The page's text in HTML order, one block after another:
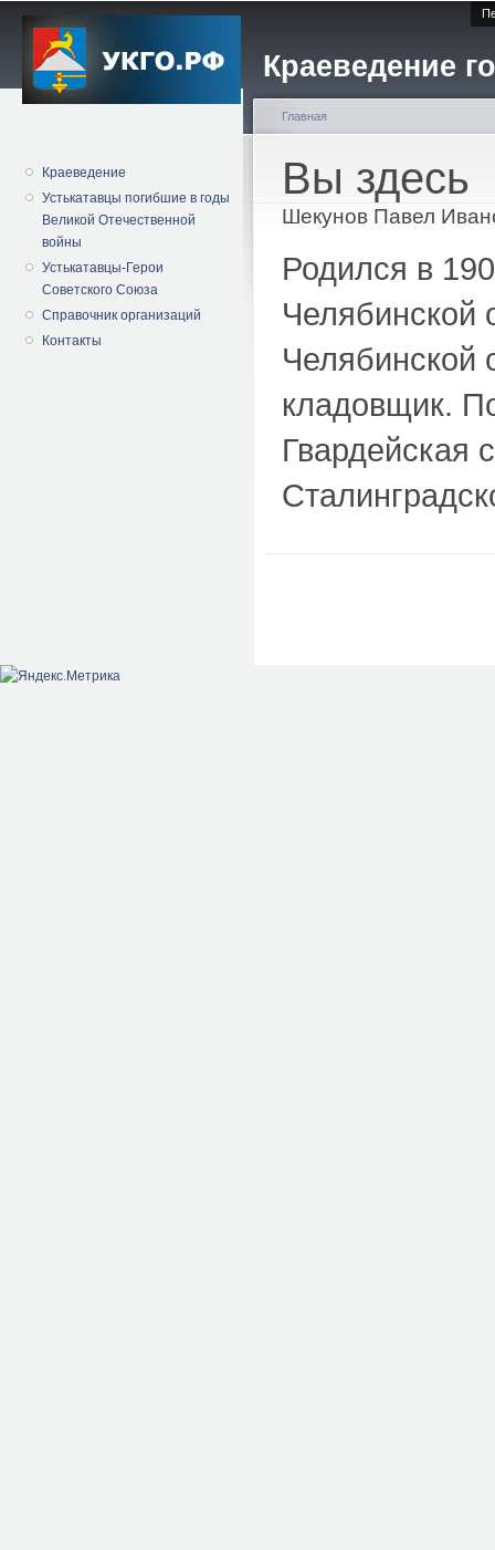
Краеведение
Краеведение
Устькатавцы погибшие в годы
Великой Отечественной
войны
Устькатавцы-Герои
Советского Союза
Справочник организаций
Контакты
Вы здесь
Главная
Шекунов Павел
Родился в
Челябинской
Челябинской
кладовщик.
Гвардейская